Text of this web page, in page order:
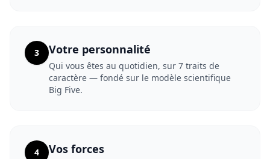
3 Votre personnalité
Qui vous êtes au quotidien, sur 7 traits de
caractère — fondé sur le modèle scientifique
Big Five.
4 Vos forces